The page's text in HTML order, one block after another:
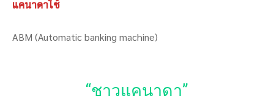
แคนาดาใช้
ABM (Automatic banking machine)
“ชาวแคนาดา”